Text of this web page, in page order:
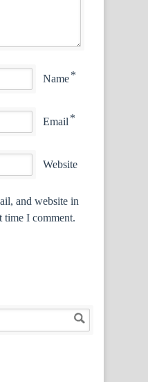
Name*
Email *
Website
and website in
time I comment.